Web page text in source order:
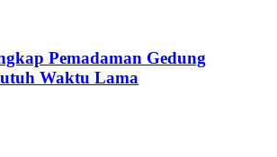
Pemadaman Gedung
Waktu Lama